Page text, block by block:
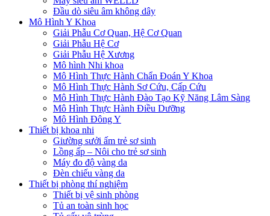
Đầu dò siêu âm không dây
Mô Hình Y Khoa
Giải Phẫu Cơ Quan, Hệ Cơ Quan
Giải Phẫu Hệ Cơ
Giải Phẫu Hệ Xương
Mô hình Nhi khoa
Mô Hình Thực Hành Chẩn Đoán Y Khoa
Mô Hình Thực Hành Sơ Cứu, Cấp Cứu
Mô Hình Thực Hành Đào Tạo Kỹ Năng Lâm Sàng
Mô Hình Thực Hành Điều Dưỡng
Mô Hình Đông Y
Thiết bị khoa nhi
Giường sưởi ấm trẻ sơ sinh
Lồng ấp – Nôi cho trẻ sơ sinh
Máy đo độ vàng da
Đèn chiếu vàng da
Thiết bị phòng thí nghiệm
Thiết bị vệ sinh phòng
Tủ an toàn sinh học